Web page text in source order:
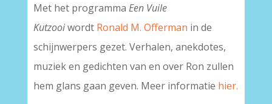
Met het programma Een Vuile
Kutzooiwordt Ronald M. Offerman in de
schijnwerpers gezet. Verhalen, anekdotes,
muziek en gedichten van en over Ron zullen
hem glans gaan geven. Meer informatie hier.